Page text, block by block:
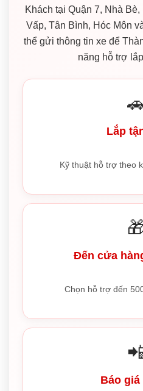
Khách tại Quận 7, Nhà
Vấp, Tân Bình, Hóc Môn
thể gửi thông tin xe để
năng hỗ trợ
Lắp
Kỹ thuật hỗ trợ theo
Đến cửa
Chọn hỗ trợ đến
Báo